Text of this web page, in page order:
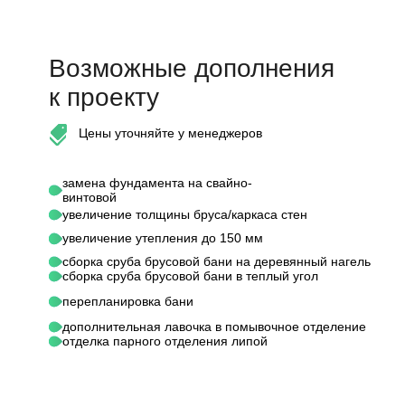
Возможные дополнения
к проекту
Цены уточняйте у менеджеров
замена фундамента на свайно-
винтовой
увеличение толщины бруса/каркаса стен
увеличение утепления до 150 мм
сборка сруба брусовой бани на деревянный нагель
сборка сруба брусовой бани в теплый угол
перепланировка бани
дополнительная лавочка в помывочное отделение
отделка парного отделения липой